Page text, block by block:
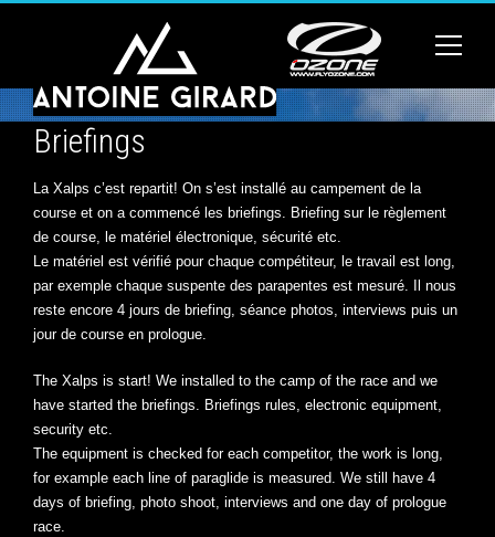
Briefings
La Xalps c’est repartit! On s’est installé au campement de la
course et on a commencé les briefings. Briefing sur le règlement
de course, le matériel électronique, sécurité etc.
Le matériel est vérifié pour chaque compétiteur, le travail est long,
par exemple chaque suspente des parapentes est mesuré. Il nous
reste encore 4 jours de briefing, séance photos, interviews puis un
jour de course en prologue.
The Xalps is start! We installed to the camp of the race and we
have started the briefings. Briefings rules, electronic equipment,
security etc.
The equipment is checked for each competitor, the work is long,
for example each line of paraglide is measured. We still have 4
days of briefing, photo shoot, interviews and one day of prologue
race.